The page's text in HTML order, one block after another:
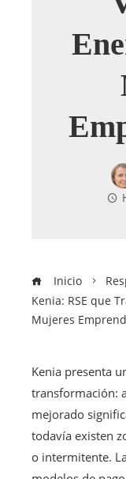
Inicio
Kenia: RSE que
Mujeres
Kenia presenta
transformación:
mejorado
todavía existen
o intermitente.